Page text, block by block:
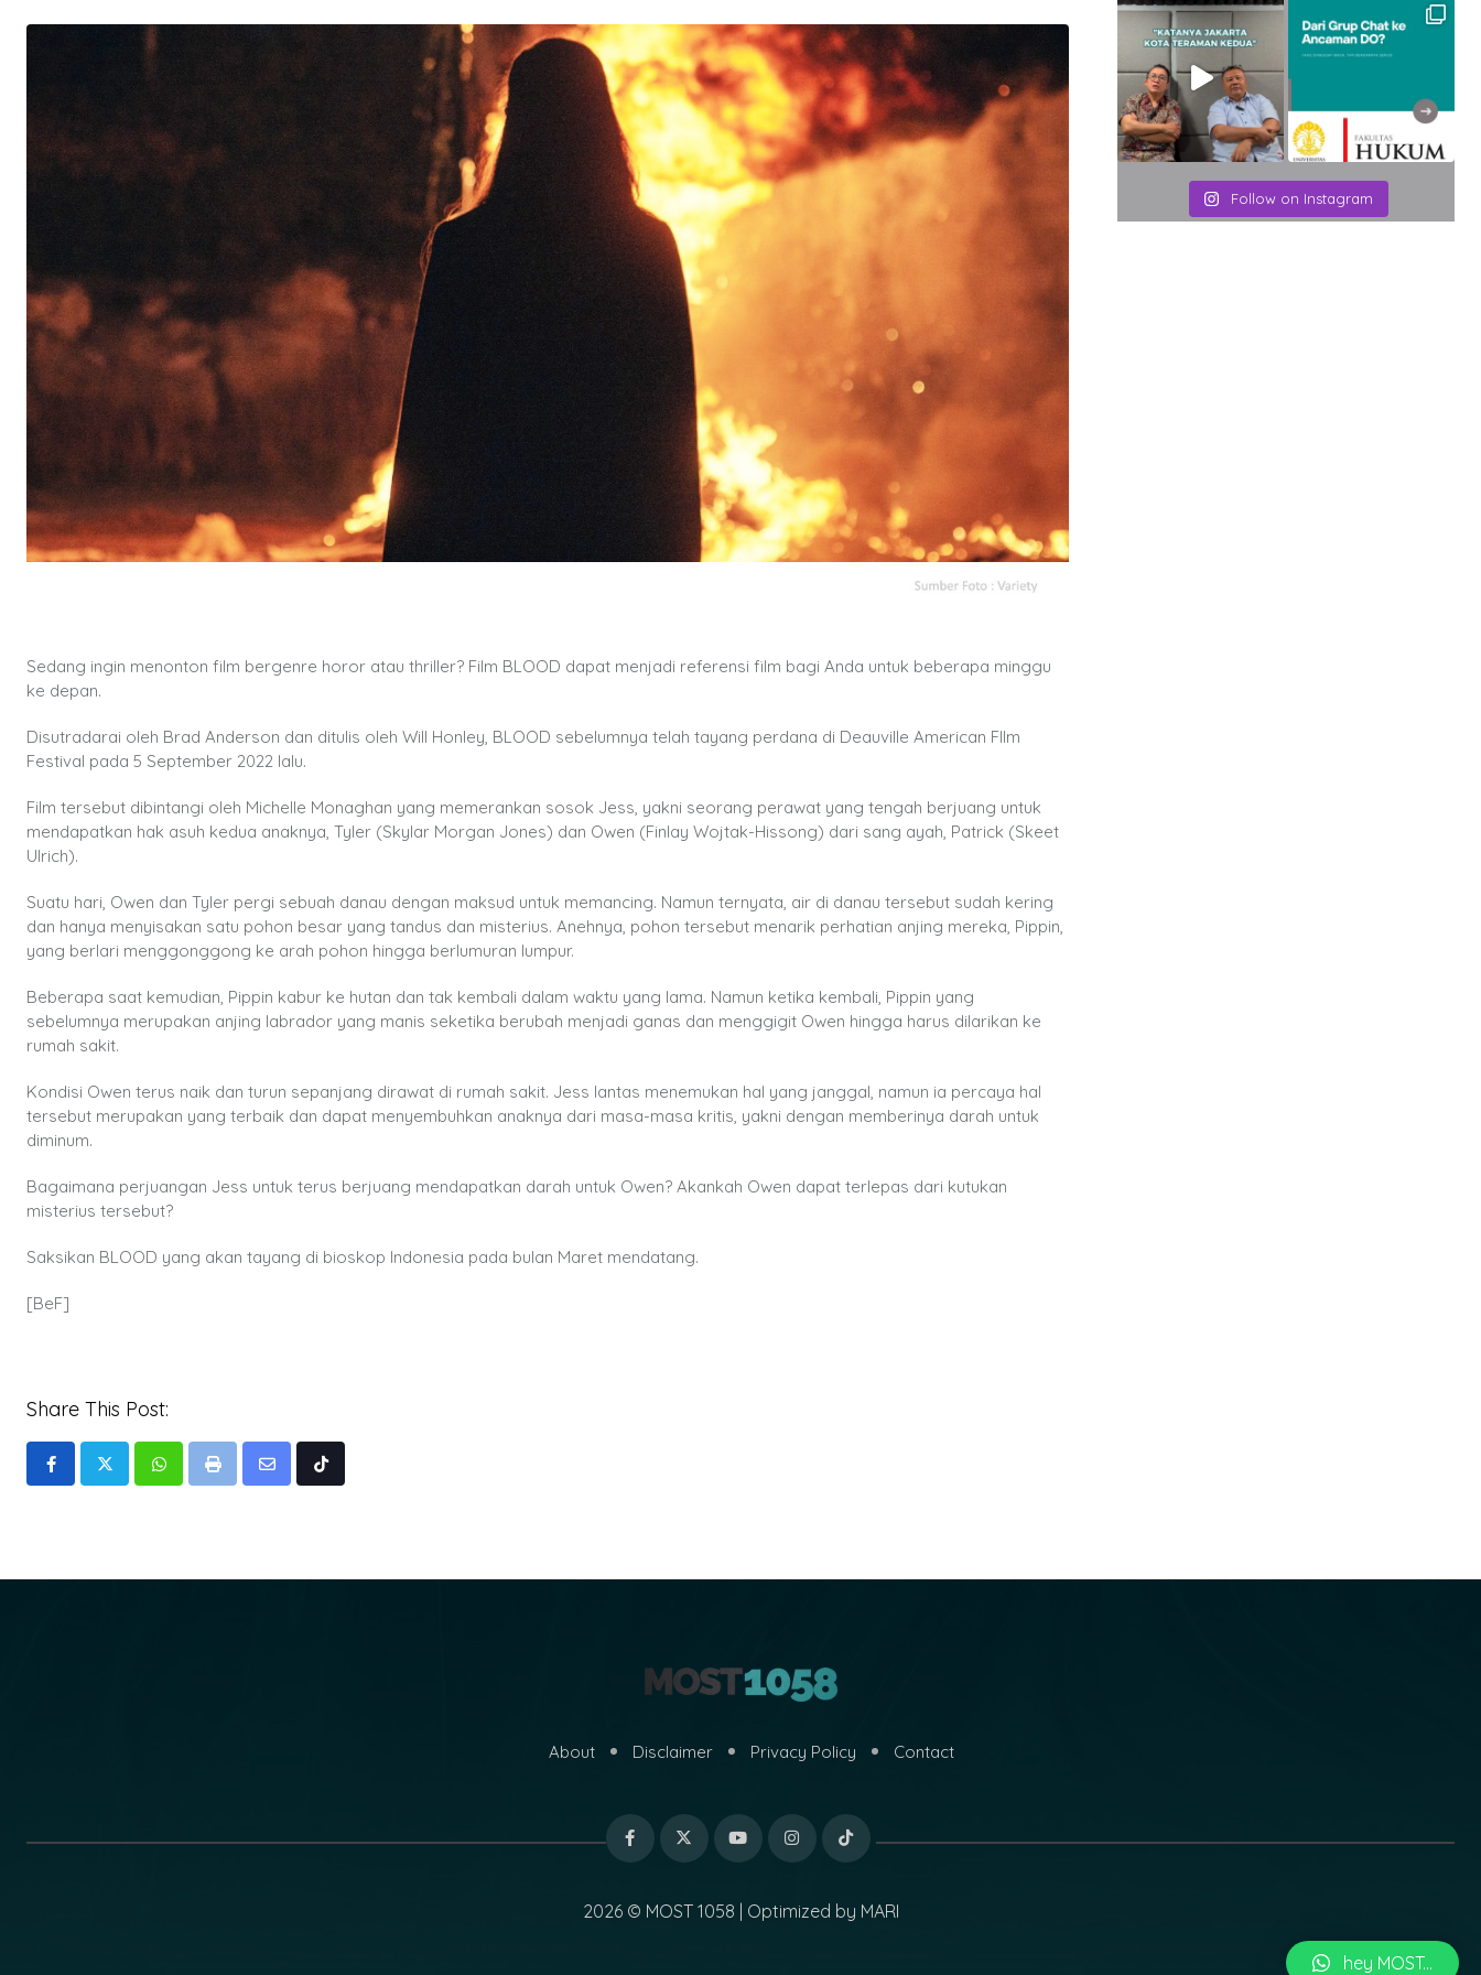
Sedang ingin menonton film bergenre horor atau thriller? Film BLOOD dapat menjadi referensi film bagi Anda untuk beberapa minggu
ke depan.
Disutradarai oleh Brad Anderson dan ditulis oleh Will Honley, BLOOD sebelumnya telah tayang perdana di Deauville American FIlm
Festival pada 5 September 2022 lalu.
Film tersebut dibintangi oleh Michelle Monaghan yang memerankan sosok Jess, yakni seorang perawat yang tengah berjuang untuk
mendapatkan hak asuh kedua anaknya, Tyler (Skylar Morgan Jones) dan Owen (Finlay Wojtak-Hissong) dari sang ayah, Patrick (Skeet
Ulrich).
Suatu hari, Owen dan Tyler pergi sebuah danau dengan maksud untuk memancing. Namun ternyata, air di danau tersebut sudah kering
dan hanya menyisakan satu pohon besar yang tandus dan misterius. Anehnya, pohon tersebut menarik perhatian anjing mereka, Pippin,
yang berlari menggonggong ke arah pohon hingga berlumuran lumpur.
Beberapa saat kemudian, Pippin kabur ke hutan dan tak kembali dalam waktu yang lama. Namun ketika kembali, Pippin yang
sebelumnya merupakan anjing labrador yang manis seketika berubah menjadi ganas dan menggigit Owen hingga harus dilarikan ke
rumah sakit.
Kondisi Owen terus naik dan turun sepanjang dirawat di rumah sakit. Jess lantas menemukan hal yang janggal, namun ia percaya hal
tersebut merupakan yang terbaik dan dapat menyembuhkan anaknya dari masa-masa kritis, yakni dengan memberinya darah untuk
diminum.
Bagaimana perjuangan Jess untuk terus berjuang mendapatkan darah untuk Owen? Akankah Owen dapat terlepas dari kutukan
misterius tersebut?
Saksikan BLOOD yang akan tayang di bioskop Indonesia pada bulan Maret mendatang.
[BeF]
Share This Post:
WhatsappPrint
Share
Tiktok
Follow on Instagram
About Disclaimer Privacy Policy Contact
2026 © MOST 1058 | Optimized by MARI
hey MOST...